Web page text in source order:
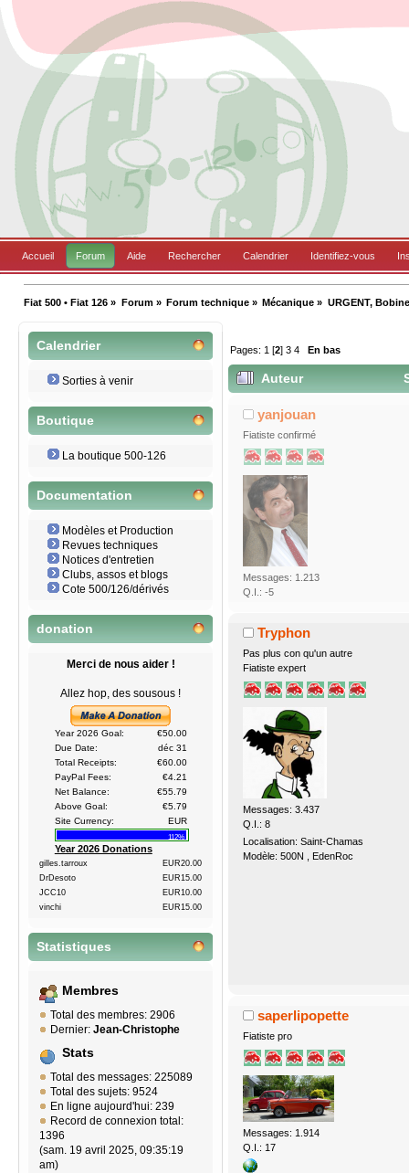
Accueil Forum Aide Rechercher Calendrier Identifiez-vous
Fiat 500 • Fiat 126 » Forum» Forum technique» Mécanique » URGENT,
Calendrier
Sorties à venir
Boutique
La boutique 500-126
Documentation
Modèles et Production
Revues techniques
Notices d'entretien
Clubs, assos et blogs
Cote 500/126/dérivés
donation
Merci de nous aider !
Allez hop, des sousous !
Year 2026 Goal:
€50.00
Due Date:
déc 31
Total Receipts:
€60.00
PayPal Fees:
€4.21
Net Balance:
€55.79
Above Goal:
€5.79
Site Currency:
EUR
112%
Year 2026 Donations
gilles.tarroux
EUR20.00
DrDesoto
EUR15.00
JCC10
EUR10.00
vinchi
EUR15.00
Statistiques
Membres
Total des membres: 2906
Dernier: Jean-Christophe
Stats
Total des messages: 225089
Total des sujets: 9524
En ligne aujourd'hui: 239
Record de connexion total:
1396
(sam. 19 avril 2025, 09:35:19
am)
Pages: 1 [2]3 4 En bas
Auteur
yanjouan
Fiatiste confirmé
Messages: 1.213
Q.I.: -5
Tryphon
Pas plus con qu'un autre
Fiatiste expert
Messages: 3.437
Q.I.: 8
Localisation: Saint-Chamas
Modèle: 500N , EdenRoc
saperlipopette
Fiatiste pro
Messages: 1.914
Q.I.: 17